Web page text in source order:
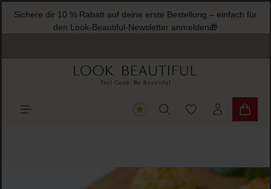
springen
Sichere dir 10 % Rabatt auf deine erste Bestellung – einfach für
den Look-Beautiful-Newsletter anmelden🎁
Du hast 0